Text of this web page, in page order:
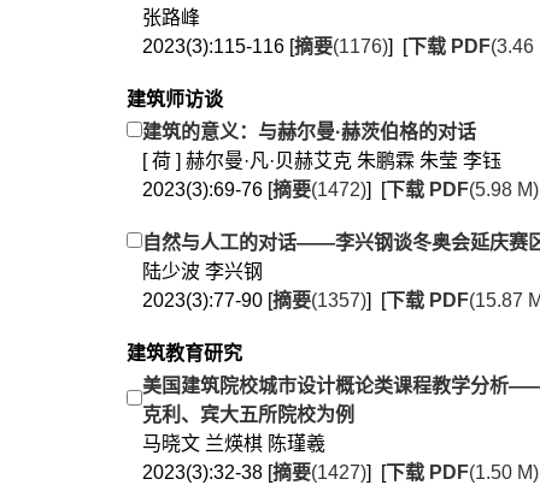
张路峰
2023(3):115-116 [摘要(1176)] [下载 PDF(3.46
建筑师访谈
建筑的意义：与赫尔曼·赫茨伯格的对话
[ 荷 ] 赫尔曼·凡·贝赫艾克 朱鹏霖 朱莹 李钰
2023(3):69-76 [摘要(1472)] [下载 PDF(5.98
自然与人工的对话——李兴钢谈冬奥会延庆赛
陆少波 李兴钢
2023(3):77-90 [摘要(1357)] [下载 PDF(15.87
建筑教育研究
美国建筑院校城市设计概论类课程教学分析
克利、宾大五所院校为例
马晓文 兰煐棋 陈瑾羲
2023(3):32-38 [摘要(1427)] [下载 PDF(1.50